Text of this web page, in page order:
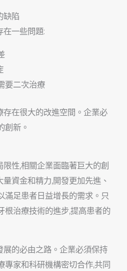
缺陷
在一些問題:
要二次治療
在很大的改進空間。企業必
創新。
性,相關企業面臨著巨大的創
資金和精力,開發更加先進、
滿足患者日益增長的需求。只
根治療技術的進步,提高患者的
展的必由之路。企業必須保持
專家和科研機構密切合作,共同